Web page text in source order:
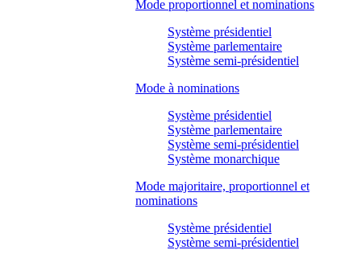
Mode proportionnel et nominations
Système présidentiel
Système parlementaire
Système semi-présidentiel
Mode à nominations
Système présidentiel
Système parlementaire
Système semi-présidentiel
Système monarchique
Mode majoritaire, proportionnel et
nominations
Système présidentiel
Système semi-présidentiel